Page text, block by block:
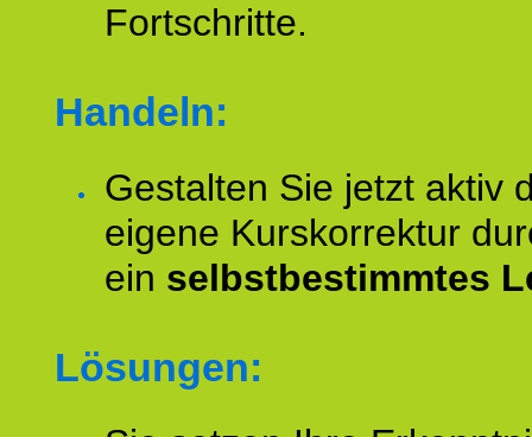
Fortschritte.
Handeln:
Gestalten Sie jetzt aktiv
eigene Kurskorrektur
ein selbstbestimmtes
Lösungen: